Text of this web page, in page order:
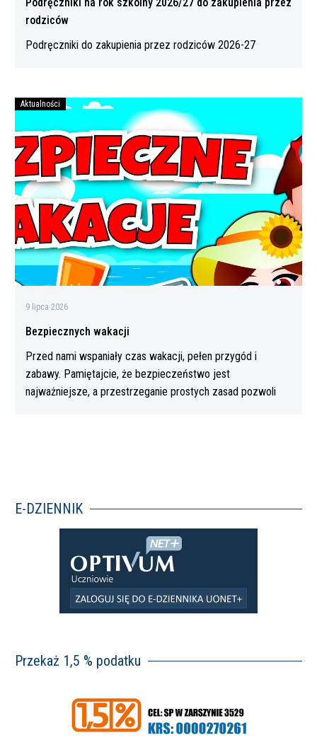
Podręczniki na rok szkolny 2026/27 do zakupienia przez
rodziców
Podręczniki do zakupienia przez rodziców 2026-27
Bezpiecznych
wakacji
Aktualności
9 lipca 2026
Bezpiecznych wakacji
Przed nami wspaniały czas wakacji, pełen przygód i
zabawy. Pamiętajcie, że bezpieczeństwo jest
najważniejsze, a przestrzeganie prostych zasad pozwoli
E-DZIENNIK
Przekaż 1,5 % podatku